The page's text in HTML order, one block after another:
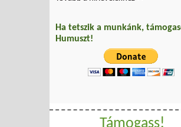
Ha tetszik a munkánk,
Humuszt!
Támogass!